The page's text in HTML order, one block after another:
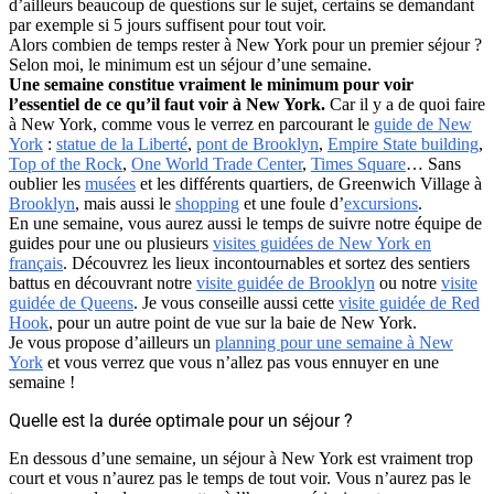
d’ailleurs beaucoup de questions sur le sujet, certains se demandant
par exemple si 5 jours suffisent pour tout voir.
Alors combien de temps rester à New York pour un premier séjour ?
Selon moi, le minimum est un séjour d’une semaine.
Une semaine constitue vraiment le minimum pour voir
l’essentiel de ce qu’il faut voir à New York. Car il y a de quoi faire
à New York, comme vous le verrez en parcourant le guide de New
York : statue de la Liberté, pont de Brooklyn, Empire State building,
Top of the Rock, One World Trade Center, Times Square… Sans
oublier les musées et les différents quartiers, de Greenwich Village à
Brooklyn, mais aussi le shopping et une foule d’excursions.
En une semaine, vous aurez aussi le temps de suivre notre équipe de
guides pour une ou plusieurs visites guidées de New York en
français. Découvrez les lieux incontournables et sortez des sentiers
battus en découvrant notre visite guidée de Brooklyn ou notre visite
guidée de Queens. Je vous conseille aussi cette visite guidée de Red
Hook, pour un autre point de vue sur la baie de New York.
Je vous propose d’ailleurs un planning pour une semaine à New
York et vous verrez que vous n’allez pas vous ennuyer en une
semaine !
Quelle est la durée optimale pour un séjour ?
En dessous d’une semaine, un séjour à New York est vraiment trop
court et vous n’aurez pas le temps de tout voir. Vous n’aurez pas le